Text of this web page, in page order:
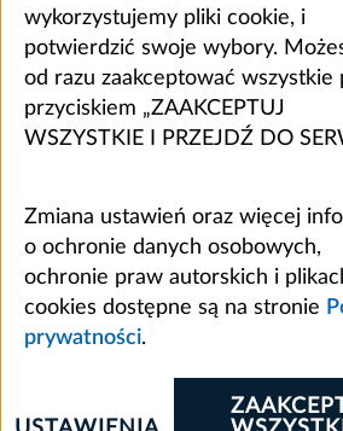
wykorzystujemy pliki cookie, i
potwierdzić swoje wybory.
od razu zaakceptować wszystkie
przyciskiem „ZAAKCEPTUJ
WSZYSTKIE I PRZEJDŹ DO
Zmiana ustawień oraz więcej
o ochronie danych osobowych,
ochronie praw autorskich i
cookies dostępne są na stronie
prywatności.